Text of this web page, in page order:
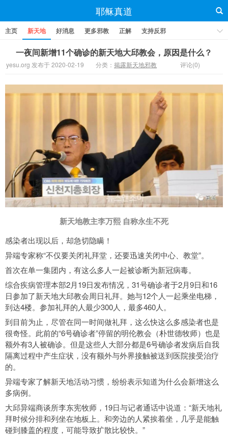
耶稣真道
主页 新天地 好消息 更多邪教 正解 支持反邪
​一夜间新增11个确诊的新天地大邱教会，原因是什么？
yesu.org 发布于 2020-02-19 分类： 揭露新天地邪教 评论(0)
新天地教主李万熙 自称永生不死
感染者出现以后，却急切隐瞒！
异端专家称“不仅要关闭礼拜堂，还要迅速关闭中心、教堂”。
首次在单一集团内，有这么多人一起被诊断为新冠病毒。
综合疾病管理本部2月19日发布情况，31号确诊者于2月9日和16
日参加了新天地大邱教会周日礼拜。她与12个人一起乘坐电梯，
到达4楼。参加礼拜的人最少300人，最多460人。
到目前为止，尽管在同一时间做礼拜，这么快这么多感染者也是
很奇怪。此前的“6号确诊者”停留的明伦教会（朴世德牧师）也是
额外有3人被确诊。但是这些人大部分都是6号确诊者发病后自我
隔离过程中产生症状，没有额外与外界接触被送到医院接受治疗
的。
异端专家了解新天地活动习惯，纷纷表示知道为什么会新增这么
多病例。
大邱异端商谈所李东宪牧师，19日与记者通话中说道：“新天地礼
拜时候分排和列坐在地板上。和旁边的人紧挨着坐，几乎是能触
碰到膝盖的程度，可能导致扩散比较快。”